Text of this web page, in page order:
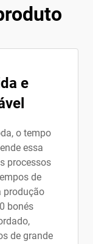
e
o tempo
essa
processos
de
produção
bonés
de grande